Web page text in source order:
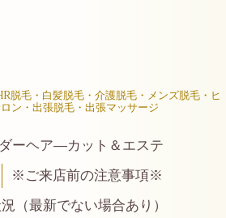
脱毛・白髪脱毛・介護脱毛・メンズ脱毛・ヒ
ン・出張脱毛・出張マッサージ
ーヘア―カット＆エステ
※ご来店前の注意事項※
（最新でない場合あり）